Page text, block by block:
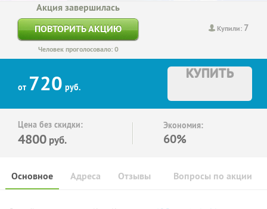
Купили: 7
Акция завершилась
ПОВТОРИТЬ АКЦИЮ
Человек проголосовало: 0
от 720 руб.
КУПИТЬ
Цена без скидки:
4800 руб.
Экономия:
60%
Основное Отзывы Вопросы по акции
Адреса